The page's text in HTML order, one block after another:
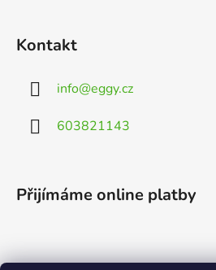
Kontakt
info@eggy.cz
603821143
Přijímáme online platby